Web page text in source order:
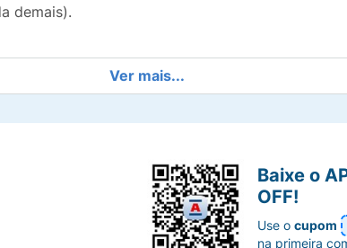
demais).
ao longo do dia, mantendo a pele com
associada à inflamação da acne.
poluição mantendo a barreira de proteção natural
Ver mais...
Baixe o
OFF!
Use ocupom
na primeira